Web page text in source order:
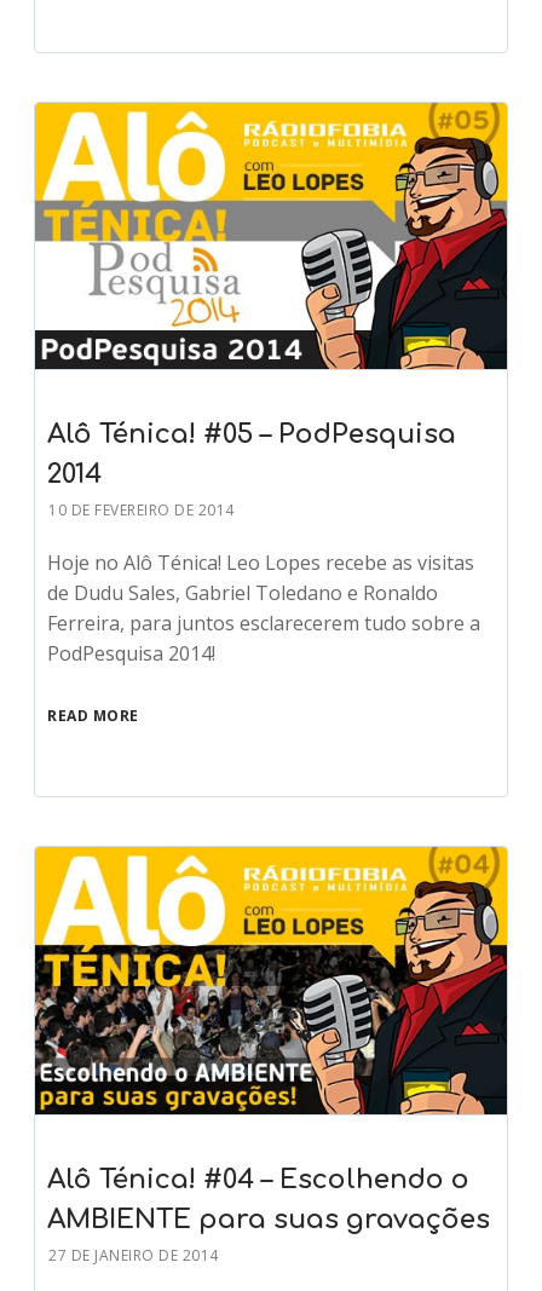
Alô Ténica! #05 – PodPesquisa
2014
10 DE FEVEREIRO DE 2014
Hoje no Alô Ténica! Leo Lopes recebe as visitas
de Dudu Sales, Gabriel Toledano e Ronaldo
Ferreira, para juntos esclarecerem tudo sobre a
PodPesquisa 2014!
READ MORE
Alô Ténica! #04 – Escolhendo o
AMBIENTE para suas gravações
27 DE JANEIRO DE 2014